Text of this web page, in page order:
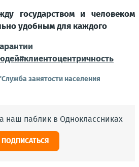
государством и человеком
удобным для каждого
#клиентоцентричность
занятости населения
наш паблик в Одноклассниках
ПОДПИСАТЬСЯ